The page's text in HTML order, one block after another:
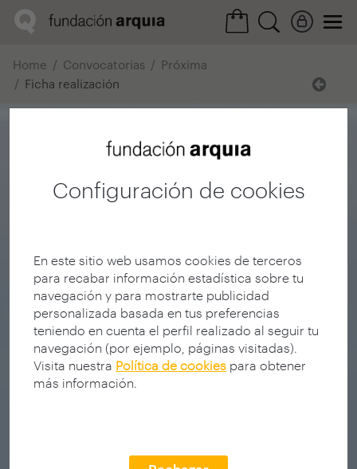
Configuración de cookies
En este sitio web usamos cookies de terceros
para recabar información estadística sobre tu
navegación y para mostrarte publicidad
personalizada basada en tus preferencias
teniendo en cuenta el perfil realizado al seguir tu
navegación (por ejemplo, páginas visitadas).
Visita nuestra Política de cookies para obtener
más información.
Home Convocatorias
Próxima
Ficha realización